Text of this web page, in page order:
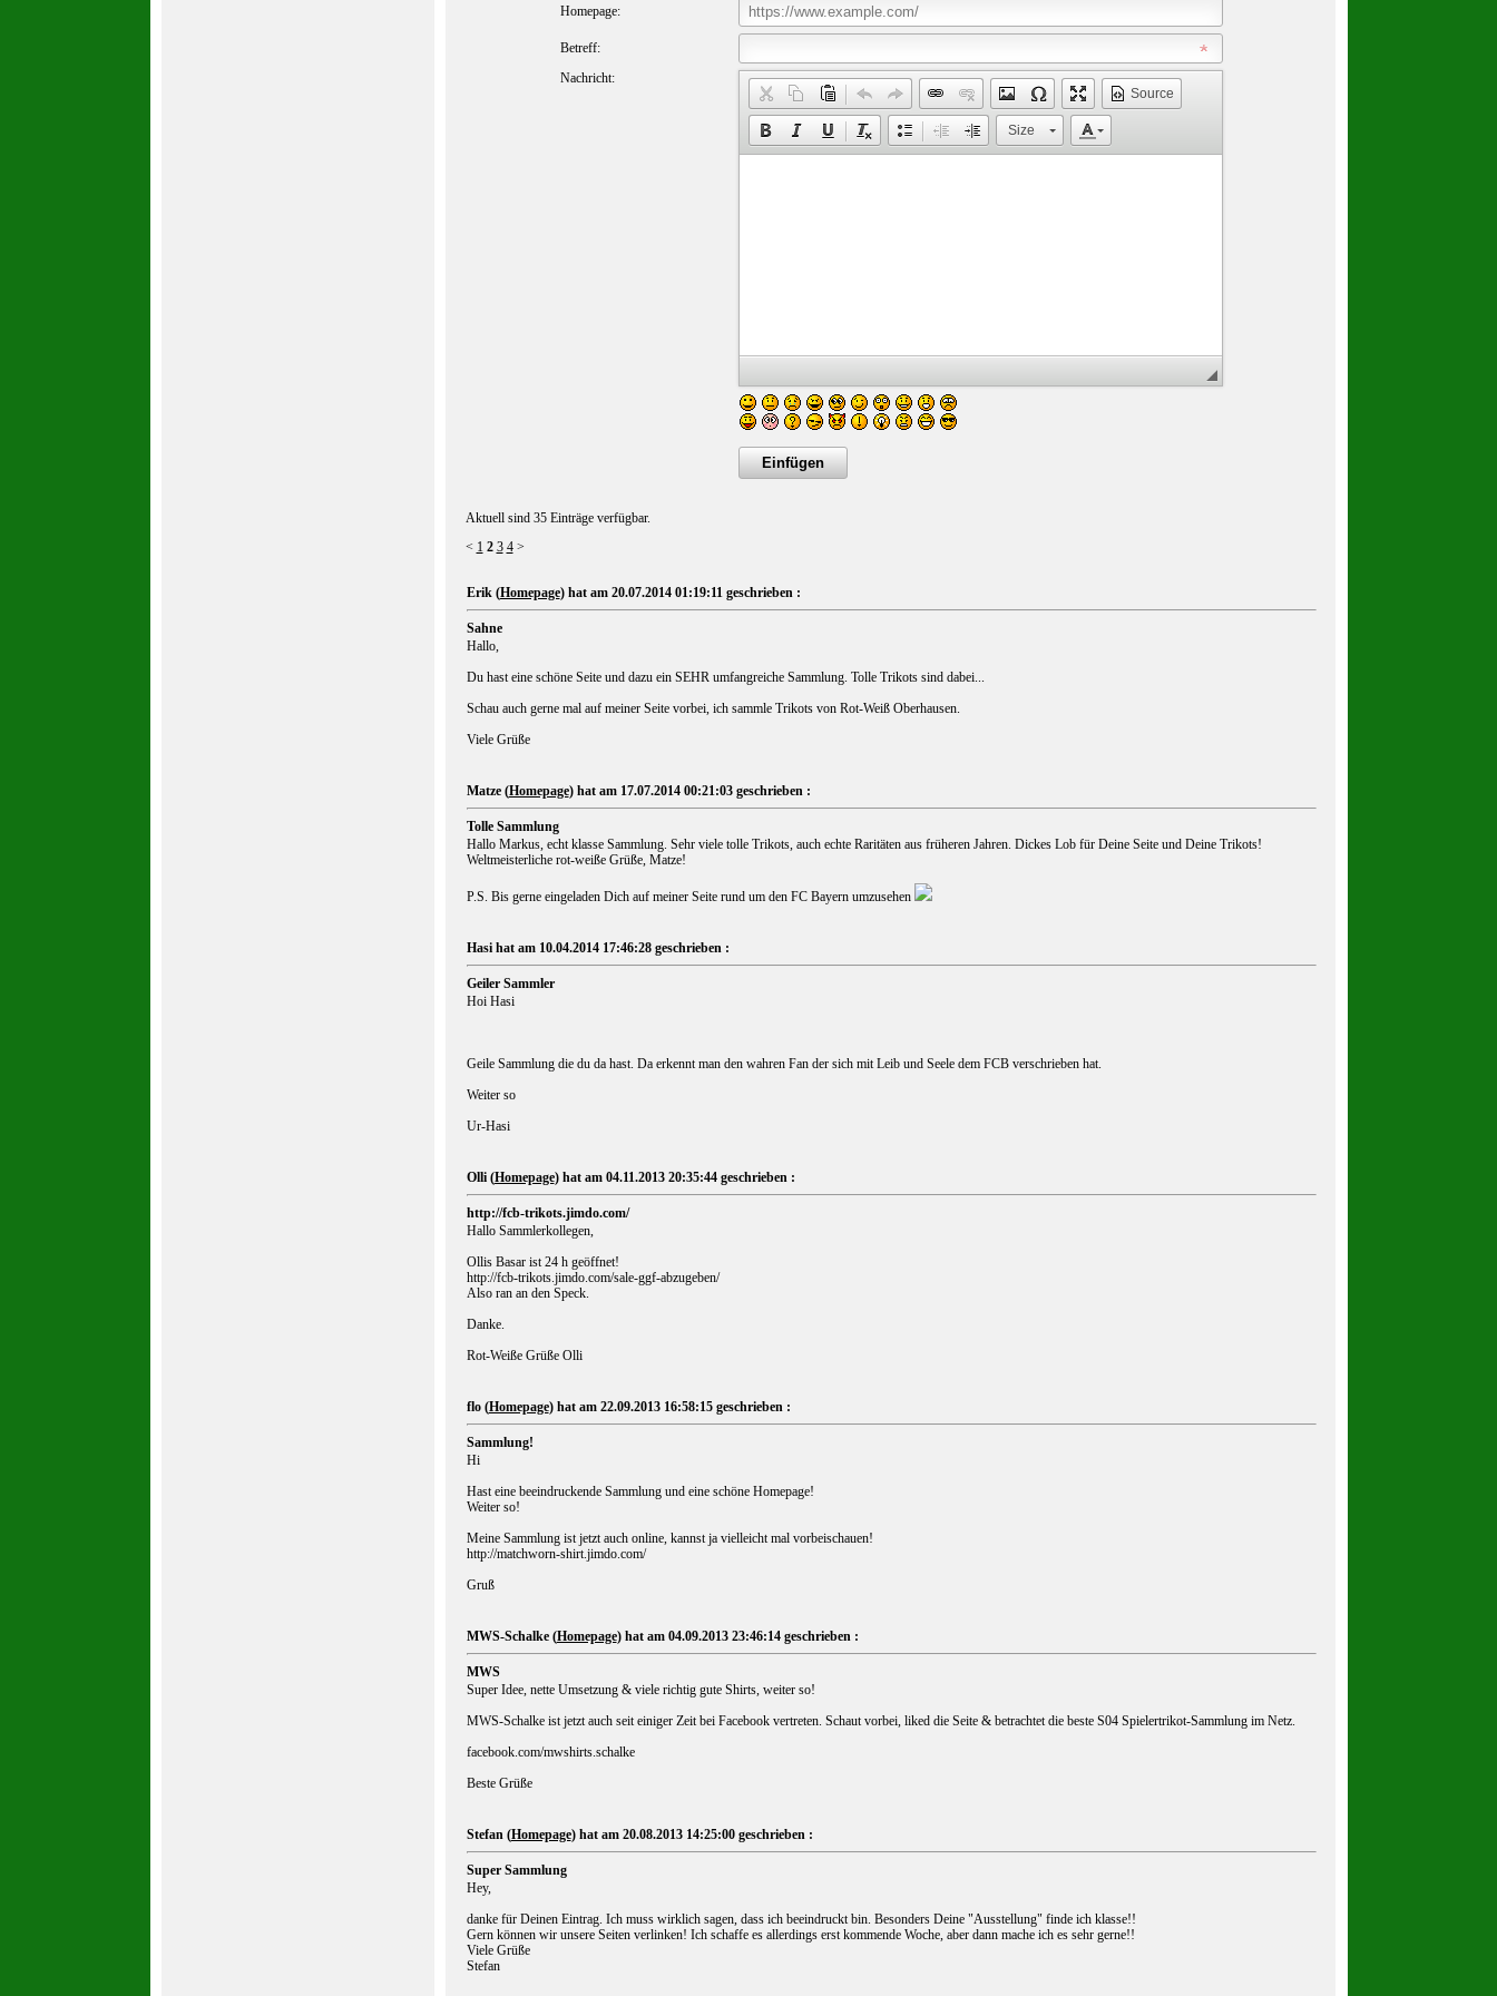
Homepage:
Betreff:
Nachricht:
Source
Size
Aktuell sind 35 Einträge verfügbar.
< 1 2 3 4>
Erik (Homepage) hat am 20.07.2014 01:19:11 geschrieben :
Sahne
Hallo,
Du hast eine schöne Seite und dazu ein SEHR umfangreiche Sammlung. Tolle Trikots sind dabei...
Schau auch gerne mal auf meiner Seite vorbei, ich sammle Trikots von Rot-Weiß Oberhausen.
Viele Grüße
Matze (Homepage) hat am 17.07.2014 00:21:03 geschrieben :
Tolle Sammlung
Hallo Markus, echt klasse Sammlung. Sehr viele tolle Trikots, auch echte Raritäten aus früheren Jahren. Dickes Lob für Deine Seite und Deine Trikots!
Weltmeisterliche rot-weiße Grüße, Matze!
P.S. Bis gerne eingeladen Dich auf meiner Seite rund um den FC Bayern umzusehen
Hasi hat am 10.04.2014 17:46:28 geschrieben :
Geiler Sammler
Hoi Hasi
Geile Sammlung die du da hast. Da erkennt man den wahren Fan der sich mit Leib und Seele dem FCB verschrieben hat.
Weiter so
Ur-Hasi
Olli (Homepage) hat am 04.11.2013 20:35:44 geschrieben :
http://fcb-trikots.jimdo.com/
Hallo Sammlerkollegen,
Ollis Basar ist 24 h geöffnet!
http://fcb-trikots.jimdo.com/sale-ggf-abzugeben/
Also ran an den Speck.
Danke.
Rot-Weiße Grüße Olli
flo (Homepage) hat am 22.09.2013 16:58:15 geschrieben :
Sammlung!
Hi
Hast eine beeindruckende Sammlung und eine schöne Homepage!
Weiter so!
Meine Sammlung ist jetzt auch online, kannst ja vielleicht mal vorbeischauen!
http://matchworn-shirt.jimdo.com/
Gruß
MWS-Schalke (Homepage) hat am 04.09.2013 23:46:14 geschrieben :
MWS
Super Idee, nette Umsetzung & viele richtig gute Shirts, weiter so!
MWS-Schalke ist jetzt auch seit einiger Zeit bei Facebook vertreten. Schaut vorbei, liked die Seite & betrachtet die beste S04 Spielertrikot-Sammlung im Netz.
facebook.com/mwshirts.schalke
Beste Grüße
Stefan (Homepage) hat am 20.08.2013 14:25:00 geschrieben :
Super Sammlung
Hey,
danke für Deinen Eintrag. Ich muss wirklich sagen, dass ich beeindruckt bin. Besonders Deine "Ausstellung" finde ich klasse!!
Gern können wir unsere Seiten verlinken! Ich schaffe es allerdings erst kommende Woche, aber dann mache ich es sehr gerne!!
Viele Grüße
Stefan